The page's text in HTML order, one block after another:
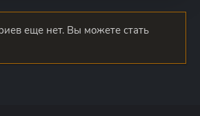
еще нет. Вы можете стать